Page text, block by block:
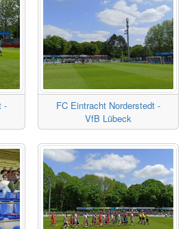
-
FC Eintracht Norderstedt -
VfB Lübeck